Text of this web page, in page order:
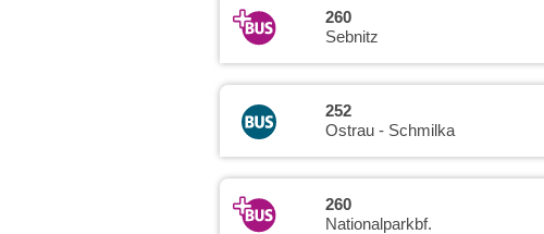
260
Sebnitz
252
Ostrau - Schmilka
260
Nationalparkbf.